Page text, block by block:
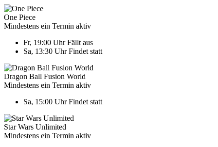
One Piece
Mindestens ein Termin aktiv
Fr, 19:00 Uhr Fällt aus
Sa, 13:30 Uhr Findet statt
Dragon Ball Fusion World
Mindestens ein Termin aktiv
Sa, 15:00 Uhr Findet statt
Star Wars Unlimited
Mindestens ein Termin aktiv